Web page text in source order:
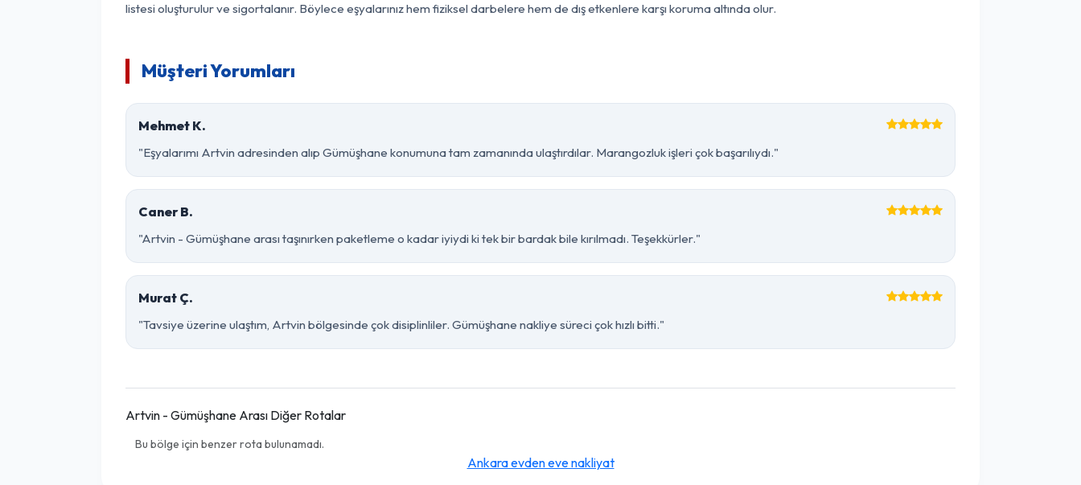
listesi oluşturulur ve sigortalanır. Böylece eşyalarınız hem fiziksel darbelere hem de dış etkenlere karşı koruma altında olur.
Müşteri Yorumları
Mehmet K.
"Eşyalarımı Artvin adresinden alıp Gümüşhane konumuna tam zamanında ulaştırdılar. Marangozluk işleri çok başarılıydı."
Caner B.
"Artvin - Gümüşhane arası taşınırken paketleme o kadar iyiydi ki tek bir bardak bile kırılmadı. Teşekkürler."
Murat Ç.
"Tavsiye üzerine ulaştım, Artvin bölgesinde çok disiplinliler. Gümüşhane nakliye süreci çok hızlı bitti."
Artvin - Gümüşhane Arası Diğer Rotalar
Bu bölge için benzer rota bulunamadı.
Ankara evden eve nakliyat